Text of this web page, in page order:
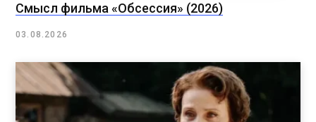
Смысл фильма «Обсессия» (2026)
03.08.2026